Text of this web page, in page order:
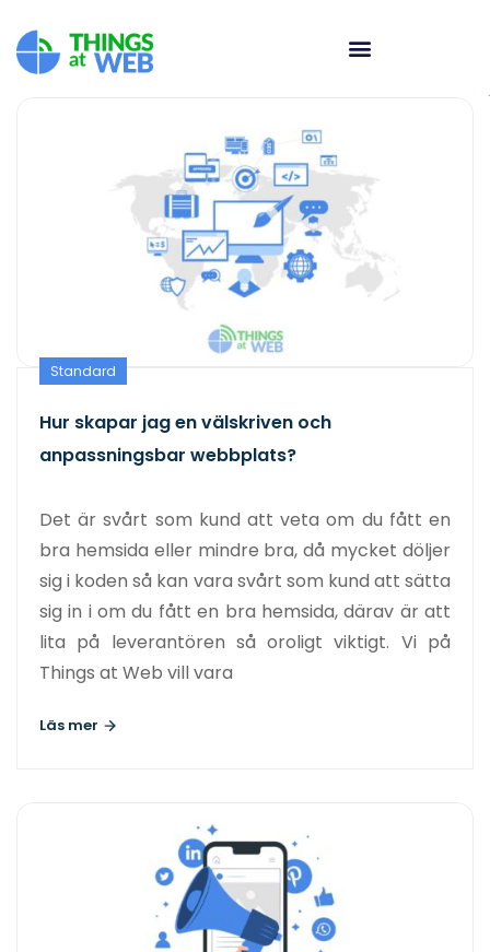
Standard
Hur skapar jag en välskriven och
anpassningsbar webbplats?
Det är svårt som kund att veta om du fått en
bra hemsida eller mindre bra, då mycket döljer
sig i koden så kan vara svårt som kund att sätta
sig in i om du fått en bra hemsida, därav är att
lita på leverantören så oroligt viktigt. Vi på
Things at Web vill vara
Läs mer